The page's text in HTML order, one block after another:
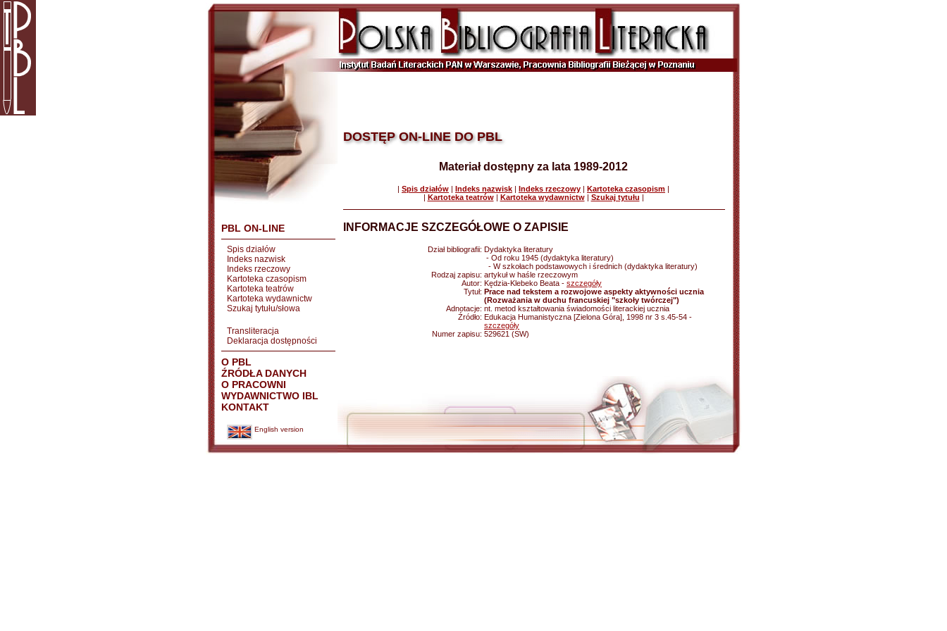
PBL ON-LINE
Spis działów
Indeks nazwisk
Indeks rzeczowy
Kartoteka czasopism
Kartoteka teatrów
Kartoteka wydawnictw
Szukaj tytułu/słowa
Transliteracja
Deklaracja dostępności
O PBL
ŹRÓDŁA DANYCH
O PRACOWNI
WYDAWNICTWO IBL
KONTAKT
English version
DOSTĘP ON-LINE DO PBL
Materiał dostępny za lata 1989-2012
| Spis działów | Indeks nazwisk | Indeks rzeczowy | Kartoteka czasopism |
| Kartoteka teatrów| Kartoteka wydawnictw| Szukaj tytułu |
INFORMACJE SZCZEGÓŁOWE O ZAPISIE
Dział bibliografii: Dydaktyka literatury
- Od roku 1945 (dydaktyka literatury)
- W szkołach podstawowych i średnich (dydaktyka literatury)
Rodzaj zapisu: artykuł w haśle rzeczowym
Autor: Kędzia-Klebeko Beata - szczegóły
Tytuł: Prace nad tekstem a rozwojowe aspekty aktywności ucznia
(Rozważania w duchu francuskiej "szkoły twórczej")
Adnotacje: nt. metod kształtowania świadomości literackiej ucznia
Źródło: Edukacja Humanistyczna [Zielona Góra], 1998 nr 3 s.45-54 -
szczegóły
Numer zapisu: 529621 (SW)